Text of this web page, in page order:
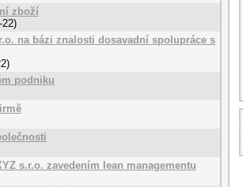
zboží
22)
na bázi znalosti dosavadní spolupráce s
)
podniku
s.r.o. zavedením lean managementu